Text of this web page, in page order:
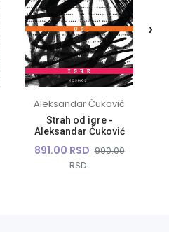
Aleksandar Ćuković
Strah od igre -
Aleksandar Ćuković
891.00 RSD 990.00
RSD
›